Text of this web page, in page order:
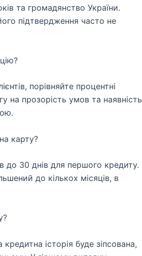
та громадянство України.
підтвердження часто не
порівняйте процентні
на прозорість умов та наявність
карту?
до 30 днів для першого кредиту.
до кількох місяців, в
історія буде зіпсована,